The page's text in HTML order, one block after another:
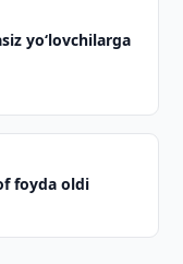
yo‘lovchilarga
foyda oldi